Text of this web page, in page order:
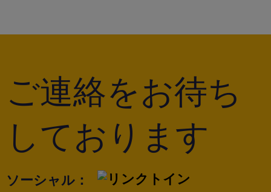
ご連絡をお待ち
しております
ソーシャル：